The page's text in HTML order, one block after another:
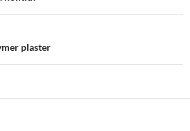
plaster